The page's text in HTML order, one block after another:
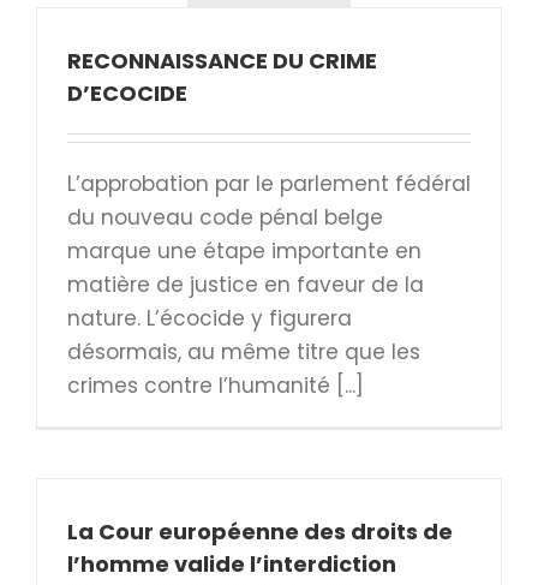
RECONNAISSANCE DU CRIME
D’ECOCIDE
L’approbation par le parlement fédéral
du nouveau code pénal belge
marque une étape importante en
matière de justice en faveur de la
nature. L’écocide y figurera
désormais, au même titre que les
crimes contre l’humanité [...]
La Cour européenne des droits de
l’homme valide l’interdiction